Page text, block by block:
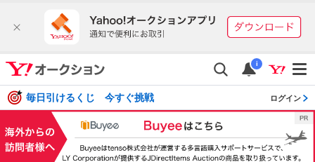
i
毎日引けるくじ 今すぐ挑戦 ログイン